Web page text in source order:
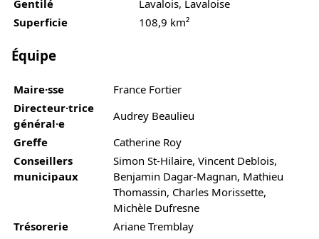
Gentilé
Lavalois, Lavaloise
Superficie
108,9 km²
Équipe
Maire·sse
France Fortier
Directeur·trice
général·e
Audrey Beaulieu
Greffe
Catherine Roy
Conseillers
municipaux
Simon St-Hilaire, Vincent Deblois,
Benjamin Dagar-Magnan, Mathieu
Thomassin, Charles Morissette,
Michèle Dufresne
Trésorerie
Ariane Tremblay